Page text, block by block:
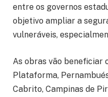
entre os governos
objetivo ampliar a
vulneráveis,
As obras vão beneficiar
Plataforma,
Cabrito, Campinas de